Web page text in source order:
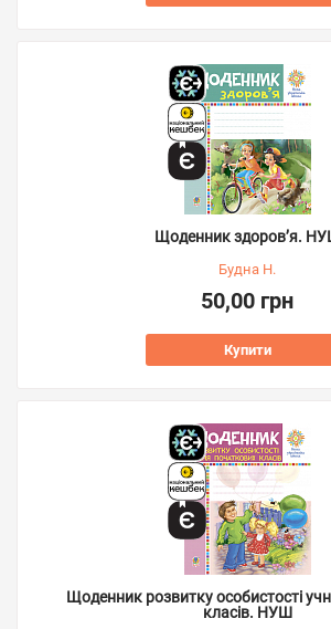
Щоденник здоров’я.
Будна Н.
50,00 грн
Купити
Щоденник розвитку особистості
класів. НУШ